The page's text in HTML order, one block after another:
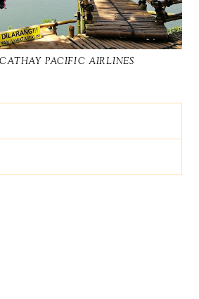
PACIFIC AIRLINES